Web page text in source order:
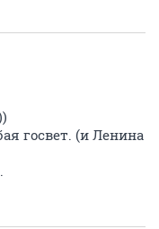
госвет. (и Ленина